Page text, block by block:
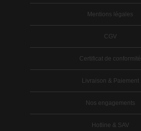
Mentions légales
CGV
Certificat de conformité
Livraison & Paiement
Nos engagements
Hotline & SAV